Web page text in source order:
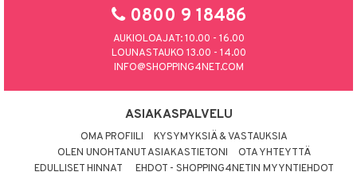
0800 9 18486
AUKIOLOAJAT: 10.00 - 16.00
LOUNASTAUKO 13.00 - 14.00
INFO@SHOPPING4NET.COM
ASIAKASPALVELU
OMA PROFIILI
KYSYMYKSIÄ & VASTAUKSIA
OLEN UNOHTANUT ASIAKASTIETONI
OTA YHTEYTTÄ
EDULLISET HINNAT
EHDOT - SHOPPING4NETIN MYYNTIEHDOT